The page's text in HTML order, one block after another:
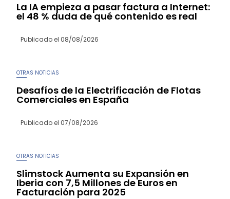
La IA empieza a pasar factura a Internet:
el 48 % duda de qué contenido es real
Publicado el 08/08/2026
OTRAS NOTICIAS
Desafíos de la Electrificación de Flotas
Comerciales en España
Publicado el 07/08/2026
OTRAS NOTICIAS
Slimstock Aumenta su Expansión en
Iberia con 7,5 Millones de Euros en
Facturación para 2025